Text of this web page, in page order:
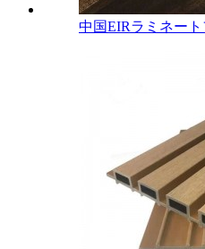
中国EIRラミネー